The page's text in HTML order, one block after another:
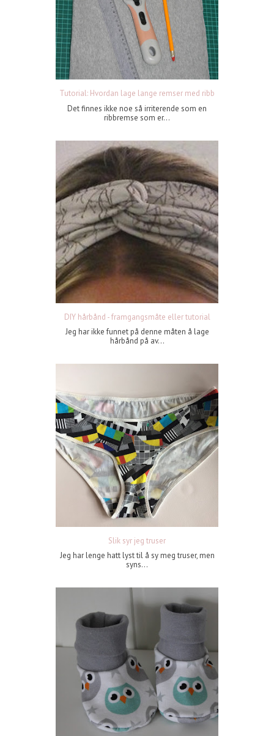
Tutorial: Hvordan lage lange remser med ribb
Det finnes ikke noe så irriterende som en
ribbremse som er...
DIY hårbånd - framgangsmåte eller tutorial
Jeg har ikke funnet på denne måten å lage
hårbånd på av...
Slik syr jeg truser
Jeg har lenge hatt lyst til å sy meg truser, men
syns...